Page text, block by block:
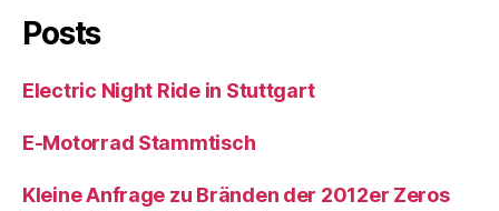
Posts
Electric Night Ride in Stuttgart
E-Motorrad Stammtisch
Kleine Anfrage zu Bränden der 2012er Zeros